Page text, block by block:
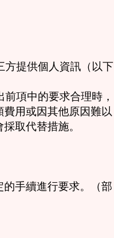
方提供個人資訊（以下
項中的要求合理時，
用或因其他原因難以
取代替措施。
手續進行要求。（部